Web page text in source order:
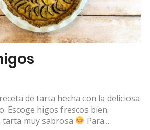
de tarta hecha con la deliciosa
Escoge higos frescos bien
muy sabrosa
Para...